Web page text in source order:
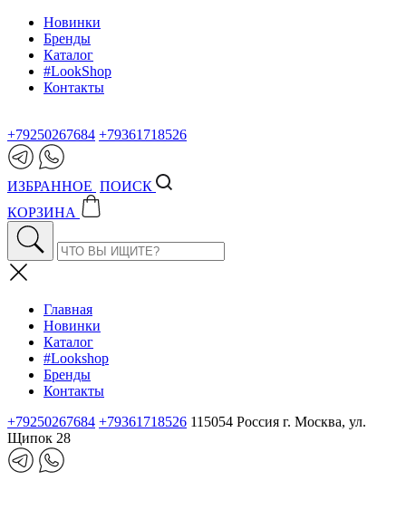
Новинки
Бренды
Каталог
#LookShop
Контакты
+79250267684 +79361718526
ИЗБРАННОЕ ПОИСК
КОРЗИНА
Главная
Новинки
Каталог
#Lookshop
Бренды
Контакты
+79250267684 +79361718526 115054 Россия г. Москва, ул.
Щипок 28